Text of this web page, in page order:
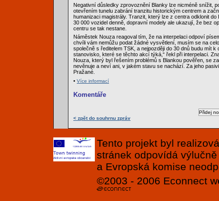
Negativní důsledky zprovoznění Blanky lze nicméně snížit,
otevřením tunelu zabrání tranzitu historickým centrem a
humanizaci magistrály. Tranzit, který lze z centra odklonit
30 000 vozidel denně, dopravní modely ale ukazují, že bez
centru se tak nestane.
Náměstek Nouza reagoval tím, že na interpelaci odpoví
chvíli vám nemůžu podat žádné vysvětlení, musím se na
společně s ředitelem TSK, a nejpozději do 30 dnů budu mít k
stanovisko, které se těchto akcí týká,“ řekl při interpelaci.
Nouza, který byl řešením problémů s Blankou pověřen, se
nevěnuje a neví ani, v jakém stavu se nachází. Za jeho
Pražané.
• Více informací
Komentáře
< zpět do souhrnu zpráv
Tento projekt byl
stránek odpovídá
a Evropská komise
©2003 - 2006 Econnect